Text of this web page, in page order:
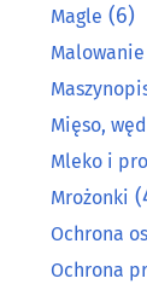
Magle (6)
Mięso,
Mleko i
Mrożonki
Ochrona
Ochrona